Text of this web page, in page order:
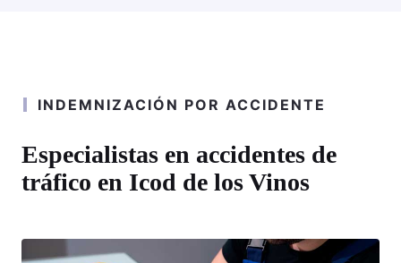
INDEMNIZACIÓN POR ACCIDENTE
Especialistas en accidentes de
tráfico en Icod de los Vinos